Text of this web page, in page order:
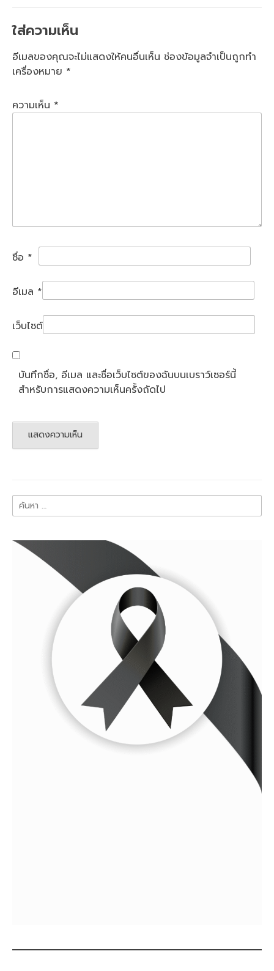
ใส่ความเห็น
อีเมลของคุณจะไม่แสดงให้คนอื่นเห็น ช่องข้อมูลจำเป็นถูกทำ
เครื่องหมาย *
ความเห็น *
ชื่อ *
อีเมล *
เว็บไซต์
บันทึกชื่อ, อีเมล และชื่อเว็บไซต์ของฉันบนเบราว์เซอร์นี้
สำหรับการแสดงความเห็นครั้งถัดไป
ค้นหา
สำหรับ: